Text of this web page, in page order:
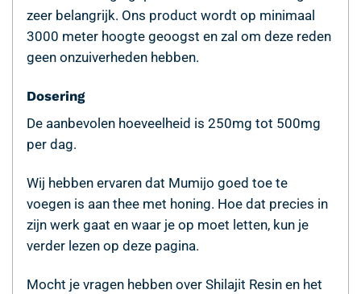
zeer belangrijk. Ons product wordt op minimaal
3000 meter hoogte geoogst en zal om deze reden
geen onzuiverheden hebben.
Dosering
De aanbevolen hoeveelheid is 250mg tot 500mg
per dag.
Wij hebben ervaren dat Mumijo goed toe te
voegen is aan thee met honing. Hoe dat precies in
zijn werk gaat en waar je op moet letten, kun je
verder lezen op deze pagina.
Mocht je vragen hebben over Shilajit Resin en het